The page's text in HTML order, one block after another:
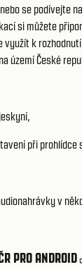
se podívejte
si můžete
využít k
území České
při prohlídce
v
PRO ANDROID